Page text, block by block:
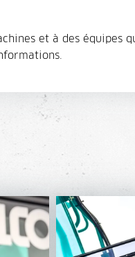
et à des équipes